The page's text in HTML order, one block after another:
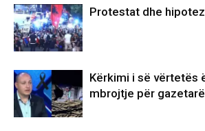
Protestat dhe
Kërkimi i së vërtetës
mbrojtje për